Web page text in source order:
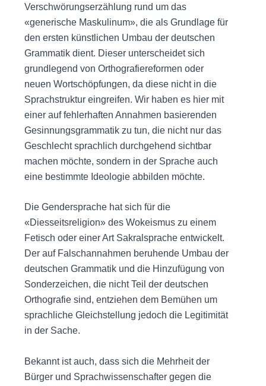
Verschwörungserzählung rund um das
«generische Maskulinum», die als Grundlage für
den ersten künstlichen Umbau der deutschen
Grammatik dient. Dieser unterscheidet sich
grundlegend von Orthografiereformen oder
neuen Wortschöpfungen, da diese nicht in die
Sprachstruktur eingreifen. Wir haben es hier mit
einer auf fehlerhaften Annahmen basierenden
Gesinnungsgrammatik zu tun, die nicht nur das
Geschlecht sprachlich durchgehend sichtbar
machen möchte, sondern in der Sprache auch
eine bestimmte Ideologie abbilden möchte.
Die Gendersprache hat sich für die
«Diesseitsreligion» des Wokeismus zu einem
Fetisch oder einer Art Sakralsprache entwickelt.
Der auf Falschannahmen beruhende Umbau der
deutschen Grammatik und die Hinzufügung von
Sonderzeichen, die nicht Teil der deutschen
Orthografie sind, entziehen dem Bemühen um
sprachliche Gleichstellung jedoch die Legitimität
in der Sache.
Bekannt ist auch, dass sich die Mehrheit der
Bürger und Sprachwissenschafter gegen die